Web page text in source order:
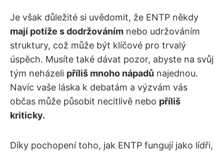
Je však důležité si uvědomit, že ENTP někdy
mají potíže s dodržováním nebo udržováním
struktury, což může být klíčové pro trvalý
úspěch. Musíte také dávat pozor, abyste na svůj
tým neházeli příliš mnoho nápadů najednou.
Navíc vaše láska k debatám a výzvám vás
občas může působit necitlivě nebo příliš
kriticky.
Díky pochopení toho, jak ENTP fungují jako lídři,